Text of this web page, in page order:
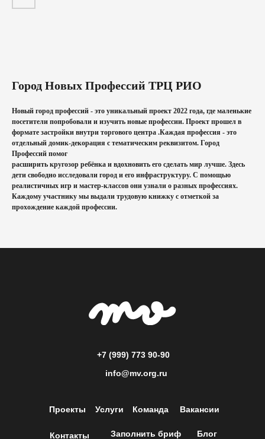
Город Новых Профессий ТРЦ РИО
Новый город профессий - это уникальный проект 2022 года, где маленькие
посетители попробовали и изучить новые профессии. Проект прошел в
формате застройки внутри торгового центра .Каждая профессия - это
отдельный домик-декорация с тематическим реквизитом. Город
Профессий помог
расширить кругозор ребёнка и вдохновить его сделать мир лучше. Здесь
дети свободно исследовали город и его инфраструктуру. С помощью
реалистичных игр и мастер-классов они узнали о разных профессиях.
Каждому участнику мы выдали трудовую книжку с отметкой за
прохождение каждой профессии.
+7 (999) 773 90-90
info@mv.org.ru
Заполнить бриф Блог
Услуги
Контакты
Проекты Команда Вакансии